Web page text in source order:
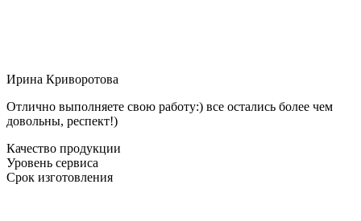
Ирина Криворотова
Отлично выполняете свою работу:) все остались более чем
довольны, респект!)
Качество продукции
Уровень сервиса
Срок изготовления